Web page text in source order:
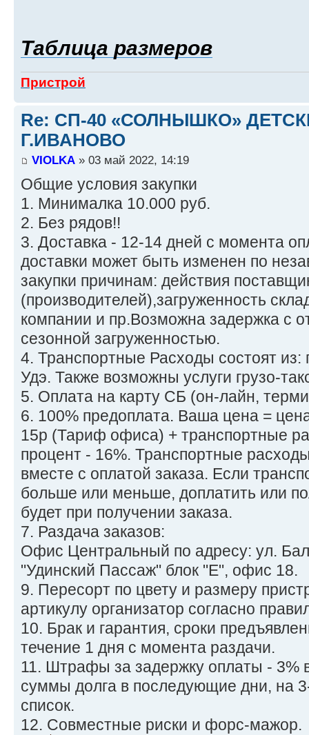
Таблица размеров
Пристрой
Re: СП-40 «СОЛНЫШКО»
Г.ИВАНОВО
VIOLKA » 03 май 2022, 14:19
Общие условия закупки
1. Минималка 10.000 руб.
2. Без рядов!!
3. Доставка - 12-14 дней с момента
доставки может быть изменен по
закупки причинам: действия
(производителей),загруженность
компании и пр.Возможна задержка с
сезонной загруженностью.
4. Транспортные Расходы состоят
Удэ. Также возможны услуги грузо-
5. Оплата на карту СБ (он-лайн,
6. 100% предоплата. Ваша цена =
15р (Тариф офиса) + транспортные
процент - 16%. Транспортные
вместе с оплатой заказа. Если
больше или меньше, доплатить или
будет при получении заказа.
7. Раздача заказов:
Офис Центральный по адресу: ул.
"Удинский Пассаж" блок "Е", офис 18.
9. Пересорт по цвету и размеру
артикулу организатор согласно
10. Брак и гарантия, сроки
течение 1 дня с момента раздачи.
11. Штрафы за задержку оплаты - 3%
суммы долга в последующие дни, на
список.
12. Совместные риски и форс-мажор.